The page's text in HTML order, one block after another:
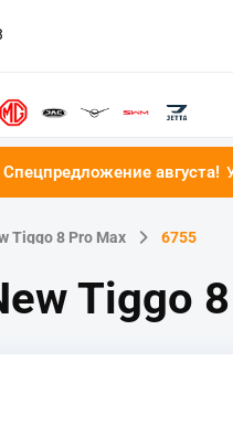
августа!Успейте купить
Tiggo 8 Pro Max 6755